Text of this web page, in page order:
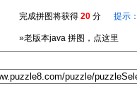
完成拼图将获得 20 分 提示
»老版本java 拼图，点这里